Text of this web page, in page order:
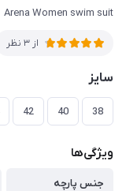
Arena Women swim suit
از 3 نظر
سایز
38
40
42
ویژگی‌ها
جنس پارچه